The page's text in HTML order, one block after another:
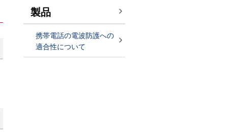
製品
携帯電話の電波防護への
適合性について